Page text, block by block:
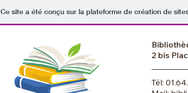
Ce site a été conçu sur la plateforme de création de
2 bis
Tél: